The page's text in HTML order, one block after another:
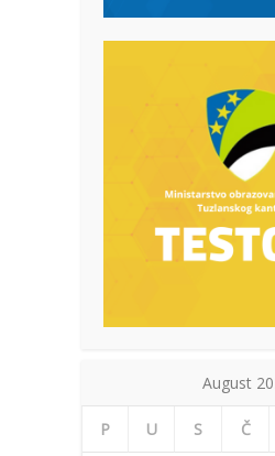
August
P U S Č